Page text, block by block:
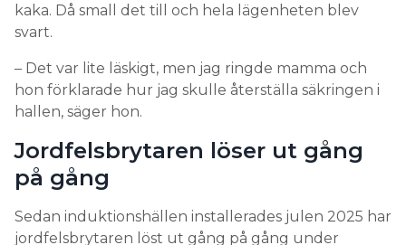
kaka. Då small det till och hela lägenheten blev
svart.
– Det var lite läskigt, men jag ringde mamma och
hon förklarade hur jag skulle återställa säkringen i
hallen, säger hon.
Jordfelsbrytaren löser ut gång
på gång
Sedan induktionshällen installerades julen 2025 har
jordfelsbrytaren löst ut gång på gång under